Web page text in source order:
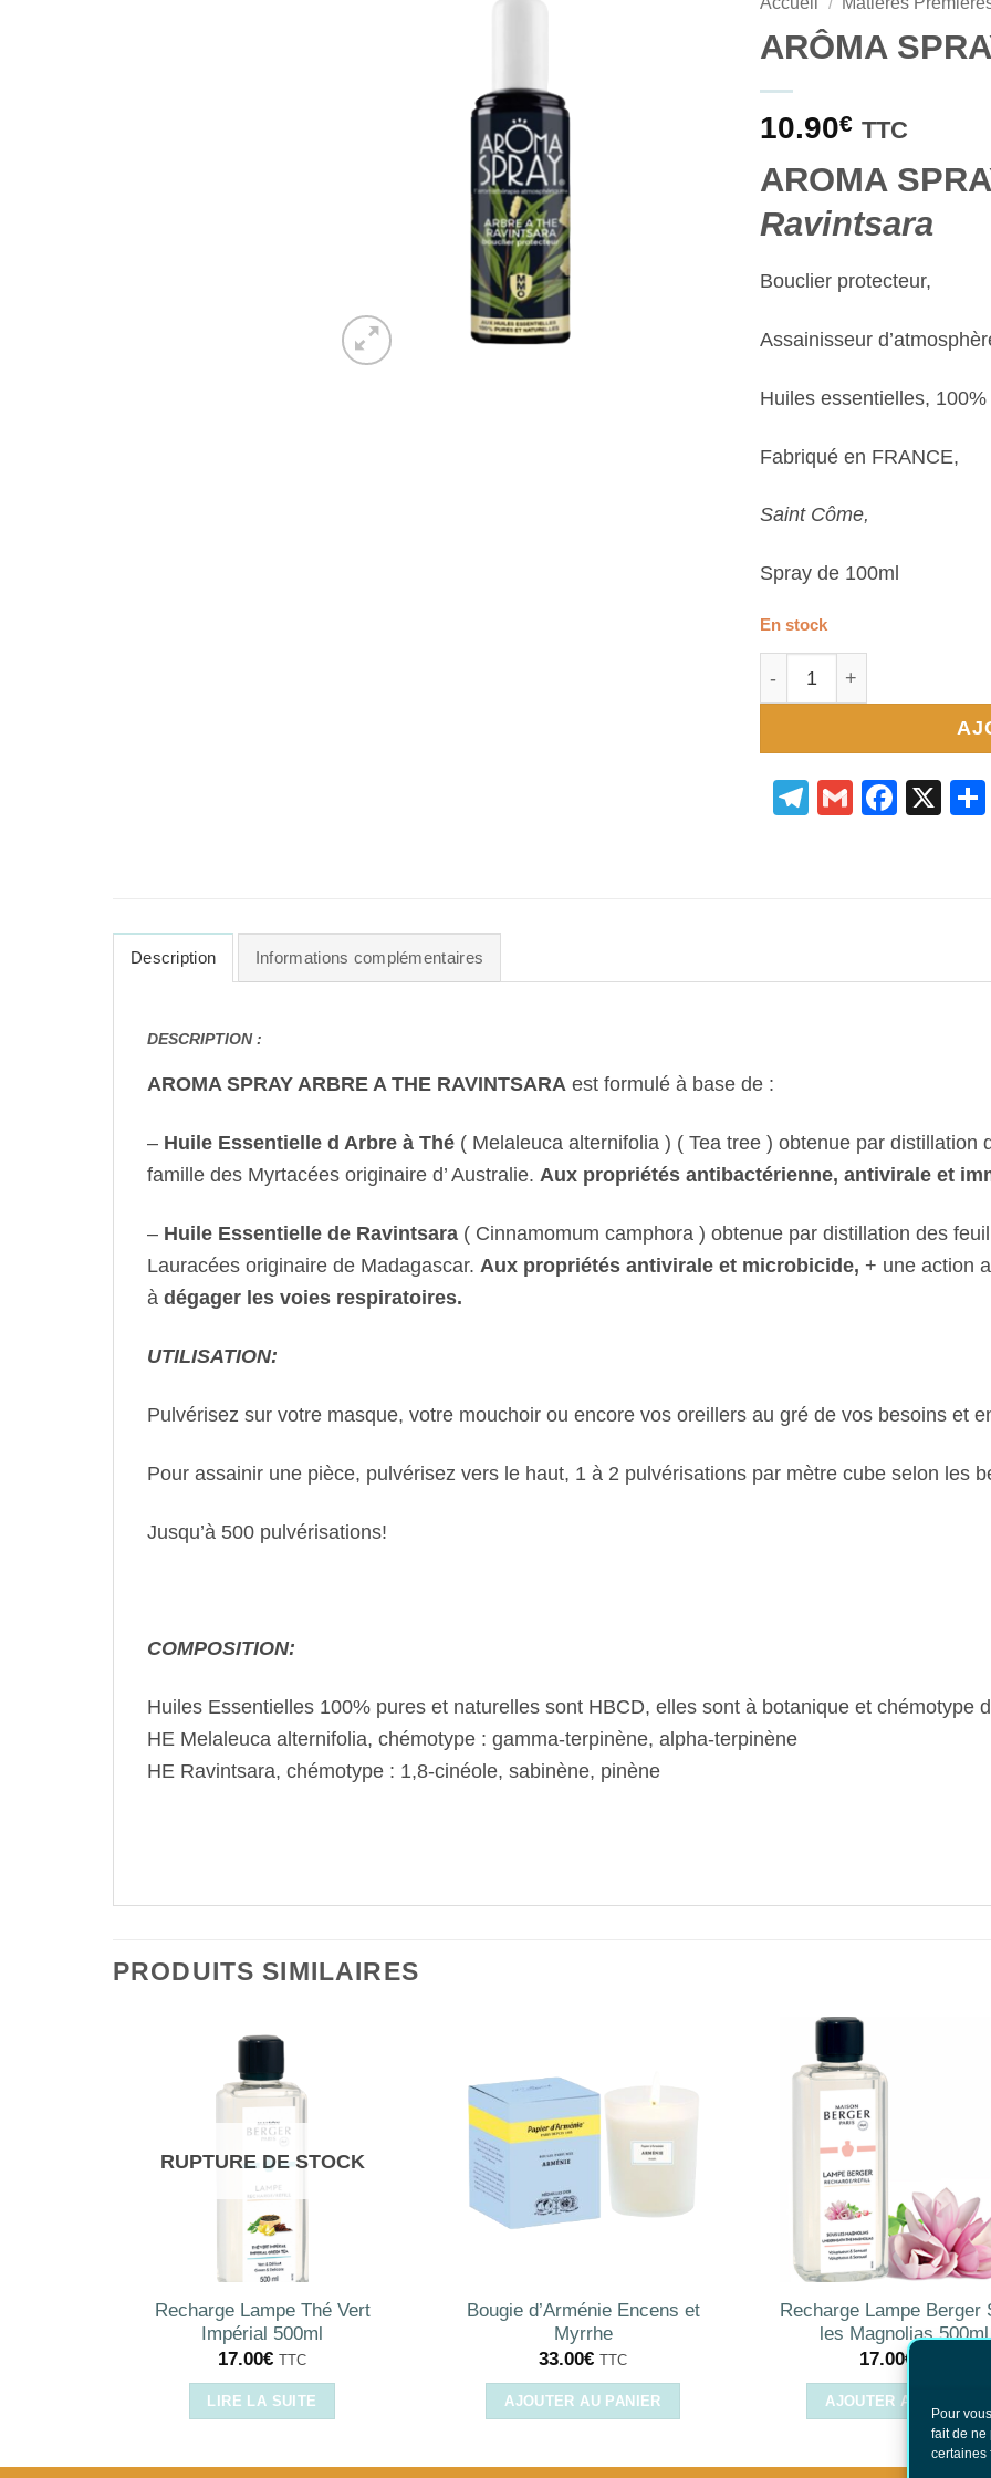
Pour
fait de ne
certaines
ARÔMA
10.90€ TTC
AROMA
Ravintsara
Bouclier protecteur,
Assainisseur
Huiles essentielles,
Fabriqué en FRANCE,
Saint Côme,
Spray de 100ml
En stock
Telegram
Gmail X
Description Informations complémentaires
DESCRIPTION :
AROMA SPRAY ARBRE A THE RAVINTSARA est formulé à base de :
– Huile Essentielle d Arbre à Thé ( Melaleuca alternifolia ) ( Tea tree ) obtenue par distillation
famille des Myrtacées originaire d’ Australie. Aux propriétés antibactérienne, antivirale et
– Huile Essentielle de Ravintsara ( Cinnamomum camphora ) obtenue par distillation des
Lauracées originaire de Madagascar. Aux propriétés antivirale et microbicide, + une action
à dégager les voies respiratoires.
UTILISATION:
Pulvérisez sur votre masque, votre mouchoir ou encore vos oreillers au gré de vos besoins et
Pour assainir une pièce, pulvérisez vers le haut, 1 à 2 pulvérisations par mètre cube selon les
Jusqu’à 500 pulvérisations!
COMPOSITION:
Huiles Essentielles 100% pures et naturelles sont HBCD, elles sont à botanique et chémotype
HE Melaleuca alternifolia, chémotype : gamma-terpinène, alpha-terpinène
HE Ravintsara, chémotype : 1,8-cinéole, sabinène, pinène
PRODUITS SIMILAIRES
RUPTURE DE STOCK
Recharge Lampe Thé Vert
Impérial 500ml
17.00€ TTC
LIRE LA SUITE
Bougie d’Arménie Encens et
Myrrhe
33.00€ TTC
AJOUTER AU PANIER
Recharge Lampe Berger
les Magnolias 500ml
17.00€
AJOUTER AU PANIER